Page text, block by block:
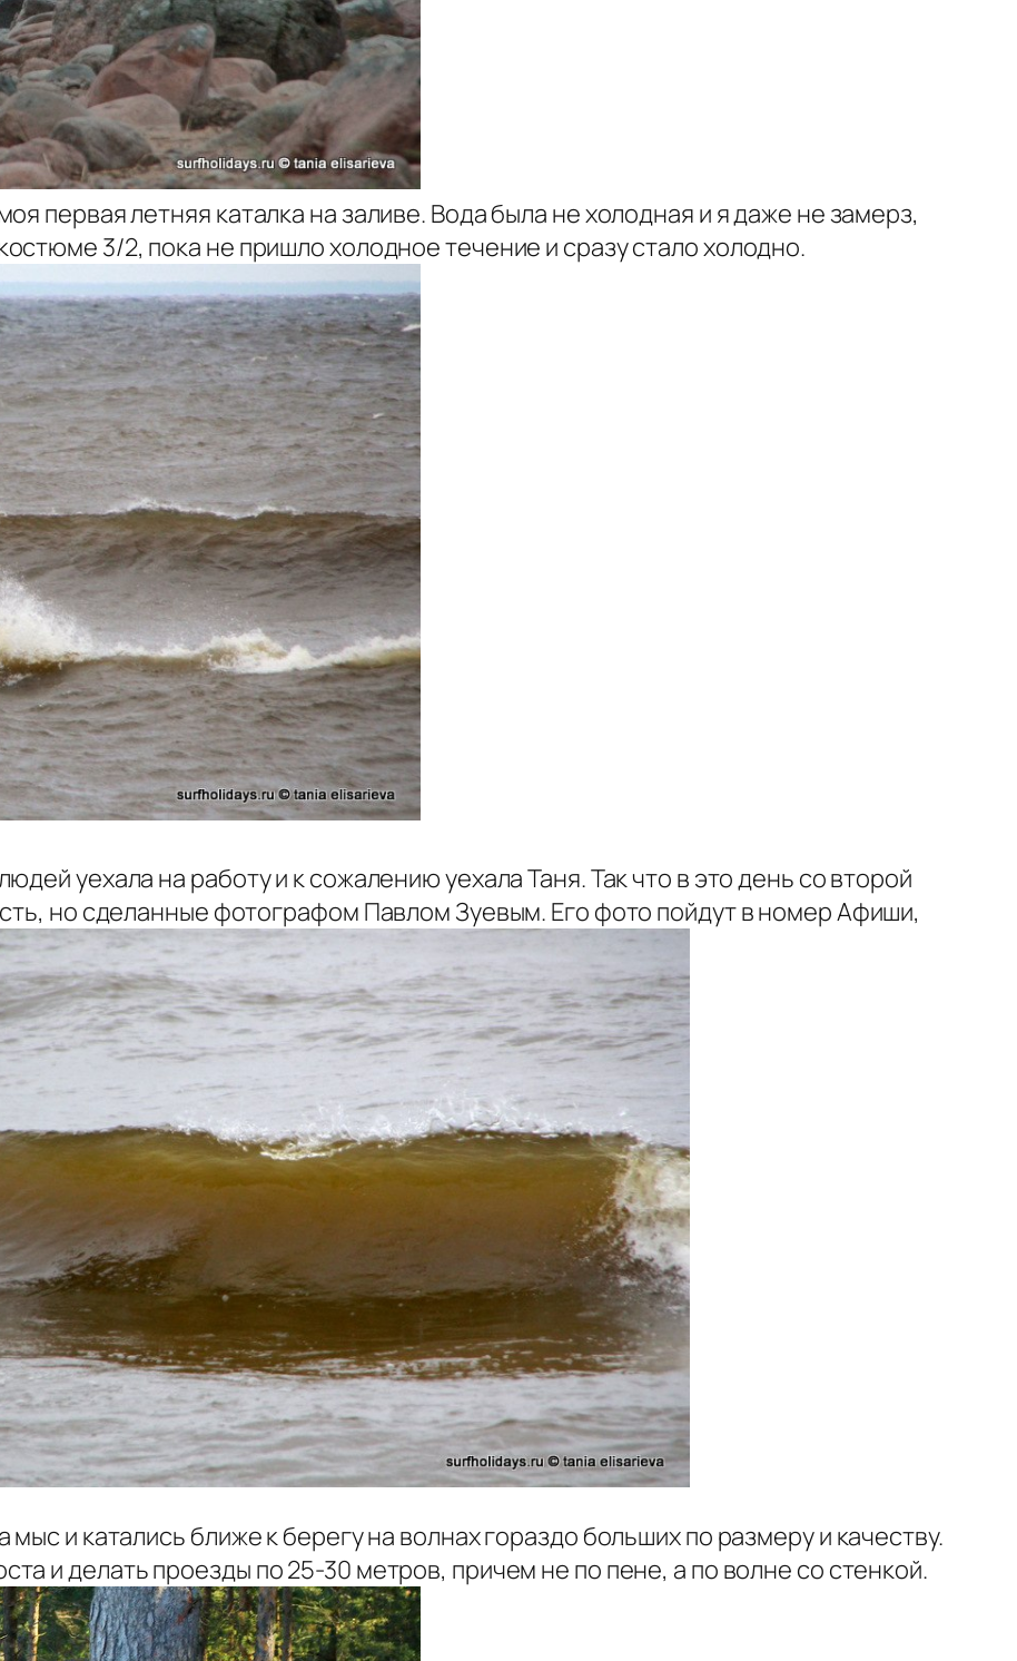
первая летняя каталка на заливе. Вода была не холодная и я даже не замерз,
3/2, пока не пришло холодное течение и сразу стало холодно.
уехала на работу и к сожалению уехала Таня. Так что в это день со второй
но сделанные фотографом Павлом Зуевым. Его фото пойдут в номер Афиши,
и катались ближе к берегу на волнах гораздо больших по размеру и качеству.
и делать проезды по 25-30 метров, причем не по пене, а по волне со стенкой.